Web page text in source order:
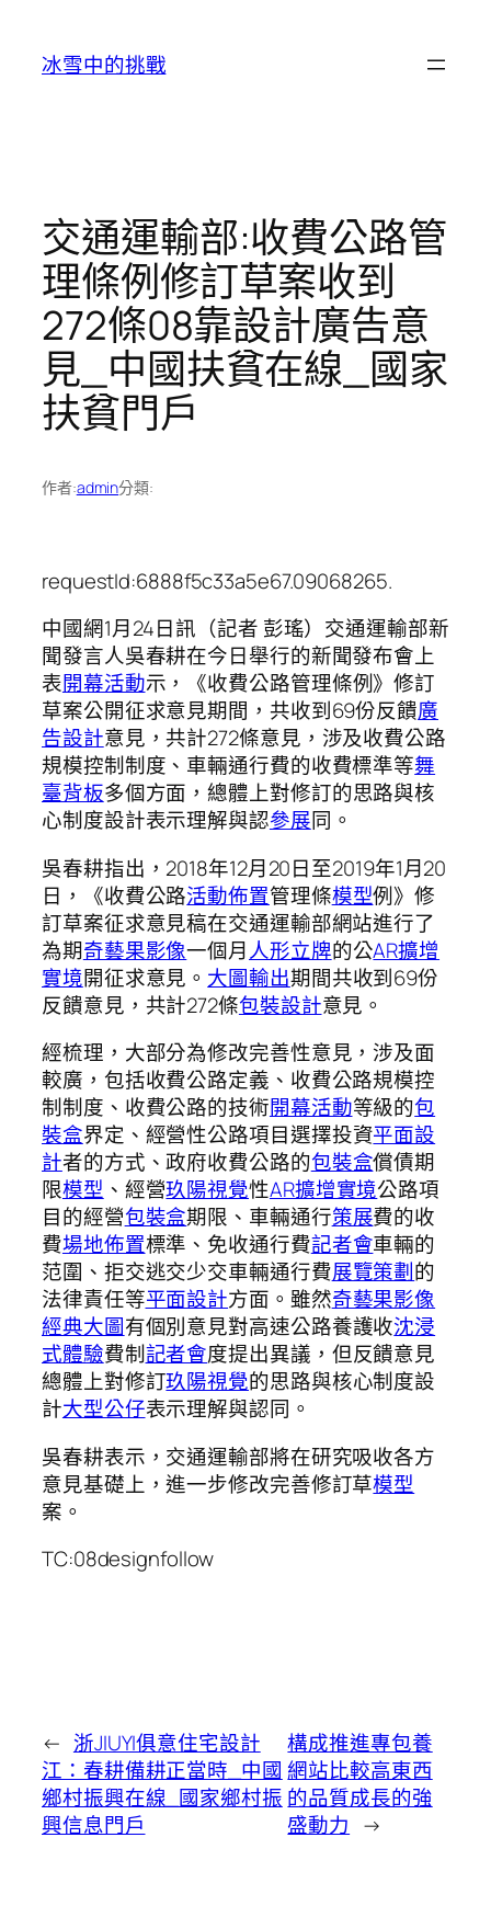
冰雪中的挑戰
交通運輸部:收費公路管
理條例修訂草案收到
272條08靠設計廣告意
見_中國扶貧在線_國家
扶貧門戶
作者:admin分類:
requestId:6888f5c33a5e67.09068265.
中國網1月24日訊（記者 彭瑤）交通運輸部新
聞發言人吳春耕在今日舉行的新聞發布會上
表開幕活動示，《收費公路管理條例》修訂
草案公開征求意見期間，共收到69份反饋廣
告設計意見，共計272條意見，涉及收費公路
規模控制制度、車輛通行費的收費標準等舞
臺背板多個方面，總體上對修訂的思路與核
心制度設計表示理解與認參展同。
吳春耕指出，2018年12月20日至2019年1月20
日，《收費公路活動佈置管理條模型例》修
訂草案征求意見稿在交通運輸部網站進行了
為期奇藝果影像一個月人形立牌的公AR擴增
實境開征求意見。 大圖輸出期間共收到69份
反饋意見，共計272條包裝設計意見。
經梳理，大部分為修改完善性意見，涉及面
較廣，包括收費公路定義、收費公路規模控
制制度、收費公路的技術開幕活動等級的包
裝盒界定、經營性公路項目選擇投資平面設
計者的方式、政府收費公路的包裝盒償債期
限模型 、經營玖陽視覺性AR擴增實境公路項
目的經營包裝盒期限、車輛通行策展費的收
費場地佈置標準、免收通行費記者會車輛的
范圍、拒交逃交少交車輛通行費展覽策劃的
法律責任等平面設計方面。雖然奇藝果影像
經典大圖有個別意見對高速公路養護收沈浸
式體驗費制記者會度提出異議，但反饋意見
總體上對修訂玖陽視覺的思路與核心制度設
計大型公仔表示理解與認同。
吳春耕表示，交通運輸部將在研究吸收各方
意見基礎上，進一步修改完善修訂草模型
案。
TC:08designfollow
← 浙JIUYI俱意住宅設計
江：春耕備耕正當時_中國
鄉村振興在線_國家鄉村振
興信息門戶
構成推進專包養
網站比較高東西
的品質成長的強
盛動力 →